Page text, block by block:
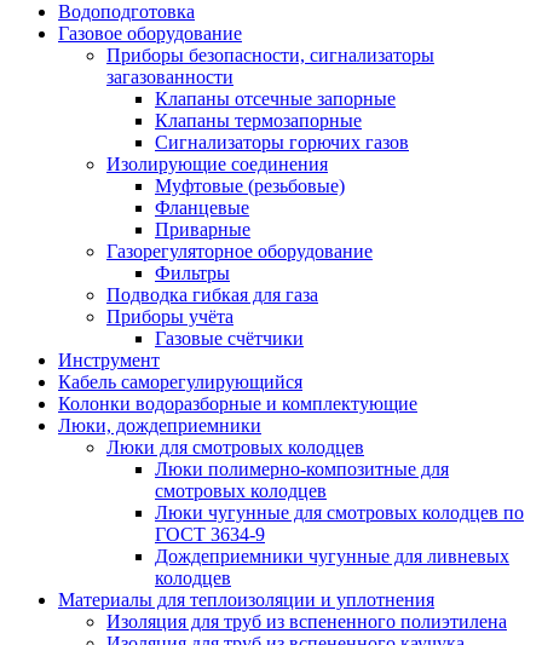
Водоподготовка
Газовое оборудование
Приборы безопасности, сигнализаторы
загазованности
Клапаны отсечные запорные
Клапаны термозапорные
Сигнализаторы горючих газов
Изолирующие соединения
Муфтовые (резьбовые)
Фланцевые
Приварные
Газорегуляторное оборудование
Фильтры
Подводка гибкая для газа
Приборы учёта
Газовые счётчики
Инструмент
Кабель саморегулирующийся
Колонки водоразборные и комплектующие
Люки, дождеприемники
Люки для смотровых колодцев
Люки полимерно-композитные для
смотровых колодцев
Люки чугунные для смотровых колодцев по
ГОСТ 3634-9
Дождеприемники чугунные для ливневых
колодцев
Материалы для теплоизоляции и уплотнения
Изоляция для труб из вспененного полиэтилена